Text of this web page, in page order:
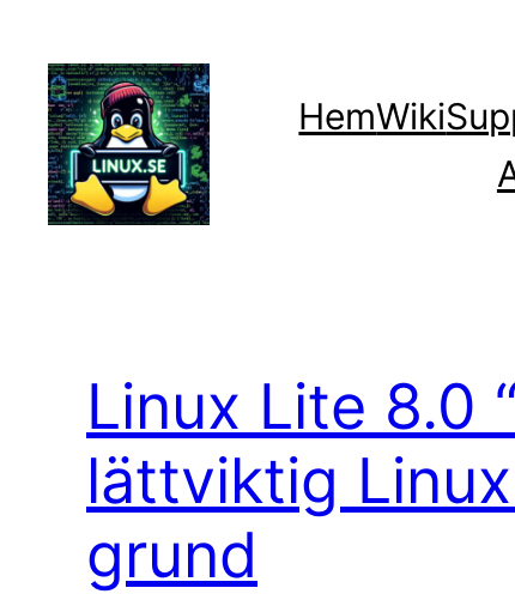
innehåll
HemWiki
Linux Lite 8.0
lättviktig
grund